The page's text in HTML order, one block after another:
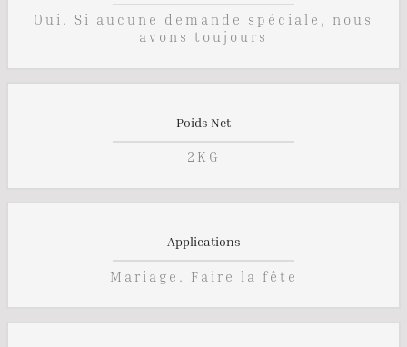
Oui. Si aucune demande spéciale, nous
avons toujours
Poids Net
2KG
Applications
Mariage. Faire la fête